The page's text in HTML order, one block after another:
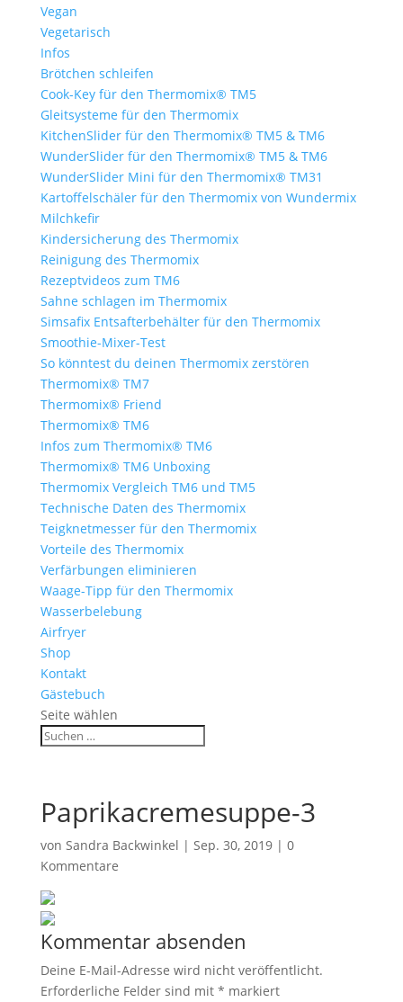
Vegan
Vegetarisch
Infos
Brötchen schleifen
Cook-Key für den Thermomix® TM5
Gleitsysteme für den Thermomix
KitchenSlider für den Thermomix® TM5 & TM6
WunderSlider für den Thermomix® TM5 & TM6
WunderSlider Mini für den Thermomix® TM31
Kartoffelschäler für den Thermomix von Wundermix
Milchkefir
Kindersicherung des Thermomix
Reinigung des Thermomix
Rezeptvideos zum TM6
Sahne schlagen im Thermomix
Simsafix Entsafterbehälter für den Thermomix
Smoothie-Mixer-Test
So könntest du deinen Thermomix zerstören
Thermomix® TM7
Thermomix® Friend
Thermomix® TM6
Infos zum Thermomix® TM6
Thermomix® TM6 Unboxing
Thermomix Vergleich TM6 und TM5
Technische Daten des Thermomix
Teigknetmesser für den Thermomix
Vorteile des Thermomix
Verfärbungen eliminieren
Waage-Tipp für den Thermomix
Wasserbelebung
Airfryer
Shop
Kontakt
Gästebuch
Seite wählen
Paprikacremesuppe-3
von Sandra Backwinkel | Sep. 30, 2019| 0
Kommentare
Kommentar absenden
Deine E-Mail-Adresse wird nicht veröffentlicht.
Erforderliche Felder sind mit * markiert